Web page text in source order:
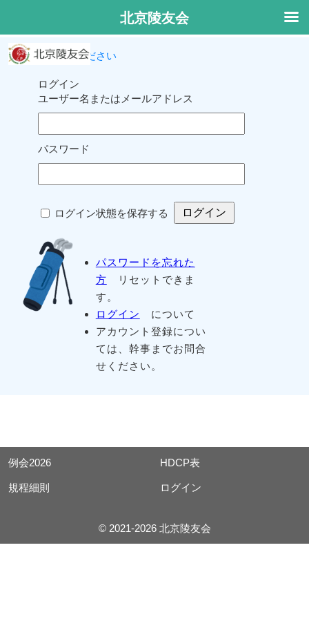
ログインしてください
ログイン
ユーザー名またはメールアドレス
パスワード
ログイン状態を保存する
パスワードを忘れた
方 リセットできま
す。
ログイン
について
アカウント登録につい
ては、幹事までお問合
せください。
例会2026 HDCP表
規程細則 ログイン
© 2021-2026 北京陵友会
北京陵友会